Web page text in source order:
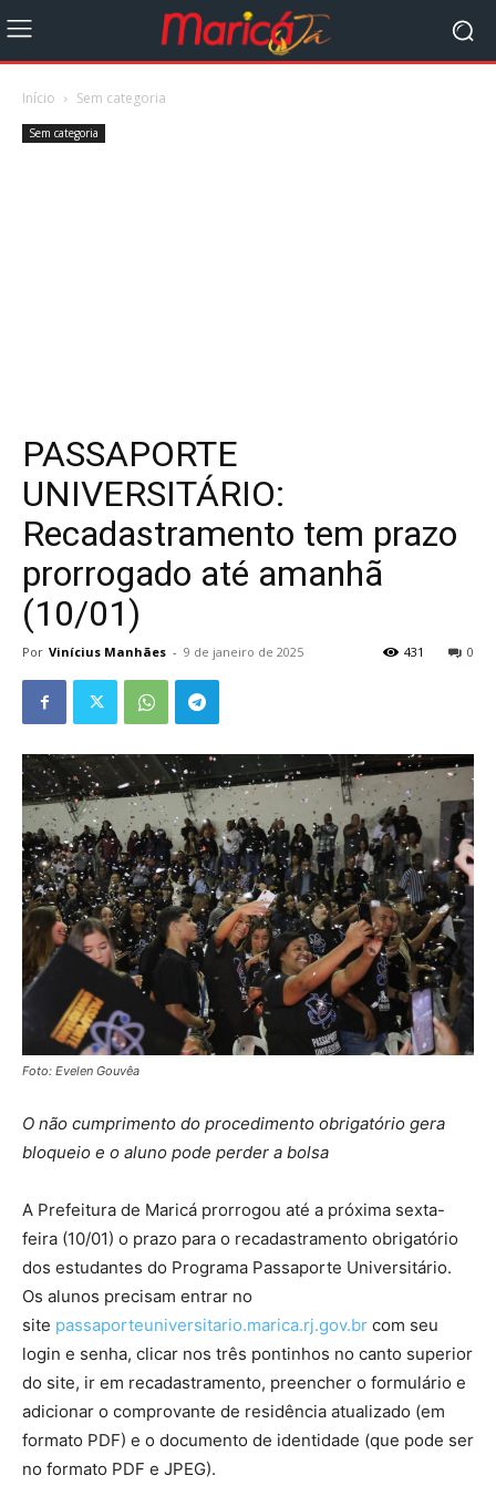
Início Sem categoria
Sem categoria
PASSAPORTE
UNIVERSITÁRIO:
Recadastramento tem prazo
prorrogado até amanhã
(10/01)
Por Vinícius Manhães - 9 de janeiro de 2025 0
431
Foto: Evelen Gouvêa
O não cumprimento do procedimento obrigatório gera
bloqueio e o aluno pode perder a bolsa
A Prefeitura de Maricá prorrogou até a próxima sexta-
feira (10/01) o prazo para o recadastramento obrigatório
dos estudantes do Programa Passaporte Universitário.
Os alunos precisam entrar no
site passaporteuniversitario.marica.rj.gov.br com seu
login e senha, clicar nos três pontinhos no canto superior
do site, ir em recadastramento, preencher o formulário e
adicionar o comprovante de residência atualizado (em
formato PDF) e o documento de identidade (que pode ser
no formato PDF e JPEG).